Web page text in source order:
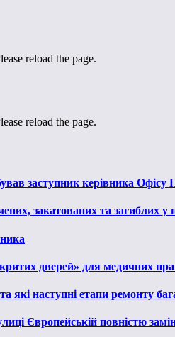
reload the page.
reload the page.
заступник керівника
закатованих та загиблих у
дверей» для медичних
які наступні етапи ремонту
Європейській повністю